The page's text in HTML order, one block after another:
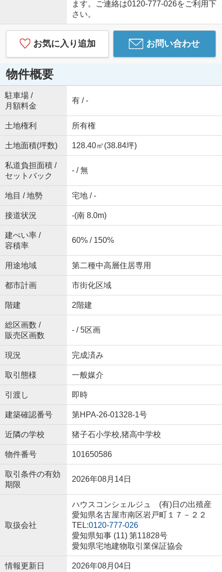
ます。ご連絡は0120-777-026をご利用下
さい。
お気に入り追加 お問い合わせ
物件概要
駐車場 /
月額料金
有 / -
土地権利 所有権
土地面積(坪数) 128.40㎡(38.84坪)
私道負担面積 /
セットバック
- / 無
地目 / 地勢 宅地 / -
接道状況 -(南 8.0m)
建ぺい率 /
容積率
60% / 150%
用途地域 第二種中高層住居専用
都市計画 市街化区域
階建 2階建
総区画数 /
販売区画数
- / 5区画
現況 完成済み
取引態様 一般媒介
引渡し 即時
建築確認番号 第HPA-26-01328-1号
近隣の学校 猪子石小学校,猪高中学校
物件番号 101650586
取引条件の有効
期限
2026年08月14日
取扱会社
ハウスコンシェルジュ (有)日の出殖産
愛知県名古屋市南区岩戸町１７－２２
TEL:0120-777-026
愛知県知事 (11) 第11828号
愛知県宅地建物取引業保証協会
情報更新日 2026年08月04日